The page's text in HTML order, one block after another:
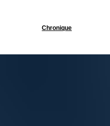
Chronique